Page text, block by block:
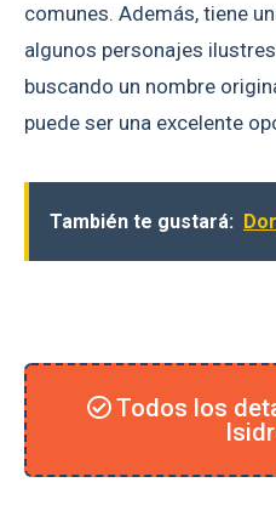
comunes. Además, tiene
algunos personajes
buscando un nombre
puede ser una excelente
También te gustará:
Todos los